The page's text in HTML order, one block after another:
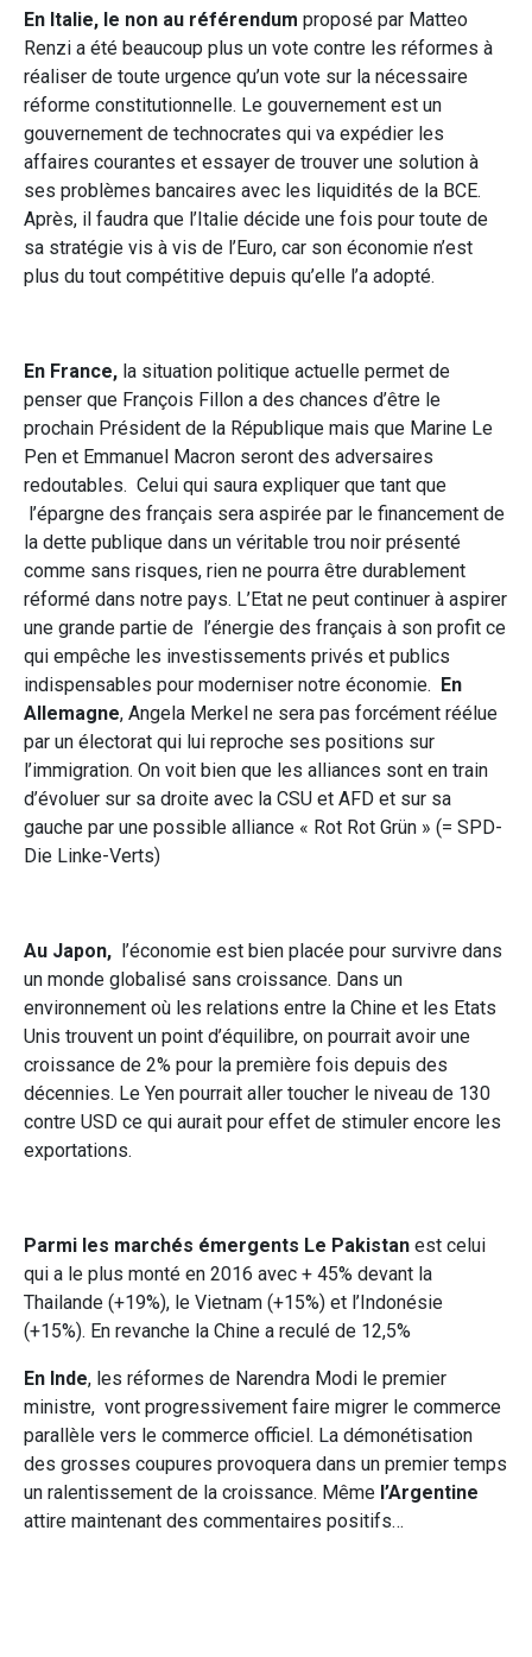
En Italie, le non au référendum proposé par Matteo
Renzi a été beaucoup plus un vote contre les réformes à
réaliser de toute urgence qu’un vote sur la nécessaire
réforme constitutionnelle. Le gouvernement est un
gouvernement de technocrates qui va expédier les
affaires courantes et essayer de trouver une solution à
ses problèmes bancaires avec les liquidités de la BCE.
Après, il faudra que l’Italie décide une fois pour toute de
sa stratégie vis à vis de l’Euro, car son économie n’est
plus du tout compétitive depuis qu’elle l’a adopté.
En France, la situation politique actuelle permet de
penser que François Fillon a des chances d’être le
prochain Président de la République mais que Marine Le
Pen et Emmanuel Macron seront des adversaires
redoutables. Celui qui saura expliquer que tant que
l’épargne des français sera aspirée par le financement de
la dette publique dans un véritable trou noir présenté
comme sans risques, rien ne pourra être durablement
réformé dans notre pays. L’Etat ne peut continuer à aspirer
une grande partie de l’énergie des français à son profit ce
qui empêche les investissements privés et publics
indispensables pour moderniser notre économie. En
Allemagne, Angela Merkel ne sera pas forcément réélue
par un électorat qui lui reproche ses positions sur
l’immigration. On voit bien que les alliances sont en train
d’évoluer sur sa droite avec la CSU et AFD et sur sa
gauche par une possible alliance « Rot Rot Grün » (= SPD-
Die Linke-Verts)
Au Japon, l’économie est bien placée pour survivre dans
un monde globalisé sans croissance. Dans un
environnement où les relations entre la Chine et les Etats
Unis trouvent un point d’équilibre, on pourrait avoir une
croissance de 2% pour la première fois depuis des
décennies. Le Yen pourrait aller toucher le niveau de 130
contre USD ce qui aurait pour effet de stimuler encore les
exportations.
Parmi les marchés émergents Le Pakistan est celui
qui a le plus monté en 2016 avec + 45% devant la
Thailande (+19%), le Vietnam (+15%) et l’Indonésie
(+15%). En revanche la Chine a reculé de 12,5%
En Inde, les réformes de Narendra Modi le premier
ministre, vont progressivement faire migrer le commerce
parallèle vers le commerce officiel. La démonétisation
des grosses coupures provoquera dans un premier temps
un ralentissement de la croissance. Même l’Argentine
attire maintenant des commentaires positifs…